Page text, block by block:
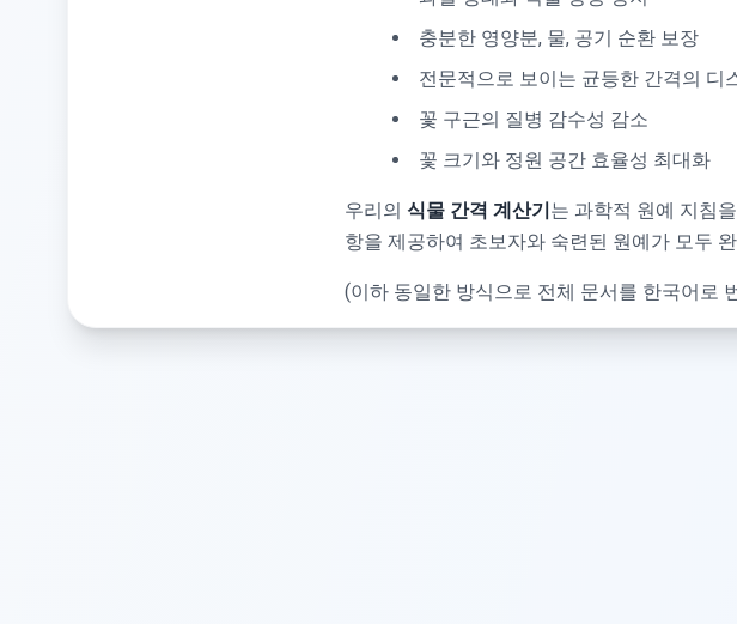
충분한 영양분, 물, 공기 순환 보장
전문적으로 보이는 균등한 간격의 디
꽃 구근의 질병 감수성 감소
꽃 크기와 정원 공간 효율성 최대화
우리의 식물 간격 계산기는 과학적 원예 지침
항을 제공하여 초보자와 숙련된 원예가 모두
(이하 동일한 방식으로 전체 문서를 한국어로